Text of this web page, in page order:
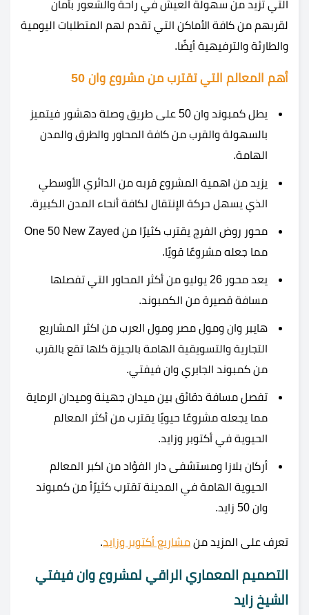
التي تزيد من سهولة العيش في راحة والشعور بأمان
لقربهم من كافة الأماكن التي تقدم لهم المتطلبات اليومية
والطارئة والترفيهية أيضًا.
أهم المعالم التي تقترب من مشروع وان 50
يطل كمبوند وان 50 على طريق وصلة دهشور فيتميز
بالسهولة والقرب من كافة المحاور والطرق والمدن
الهامة.
يزيد من اهمية المشروع قربه من الدائري الأوسطي
الذي يسهل حركة الإنتقال لكافة أنحاء المدن الكبيرة.
محور روض الفرج يقترب كثيرًا من One 50 New Zayed
مما جعله مشروعًا قويًا.
يعد محور 26 يوليو من أكثر المحاور التي تفصلها
مسافة قصيرة من الكمبوند.
هايبر وان ومول مصر ومول العرب من اكثر المشاريع
التجارية والتسويقية الهامة بالجيزة كلها تقع بالقرب
من كمبوند الجابري وان فيفتي.
تفصل مسافة دقائق بين ميدان جهينة وميدان الرماية
مما يجعله مشروعًا حيويًا يقترب من أكثر المعالم
الحيوية في أكتوبر وزايد.
أركان بلازا ومستشفى دار الفؤاد من اكبر المعالم
الحيوية الهامة في المدينة تقترب كثيرًأ من كمبوند
وان 50 زايد.
تعرف على المزيد من مشاريع أكتوبر وزايد.
التصميم المعماري الراقي لمشروع وان فيفتي
الشيخ زايد